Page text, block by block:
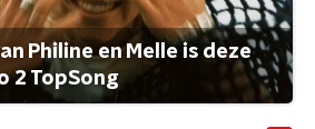
Philine en Melle is deze
2 TopSong